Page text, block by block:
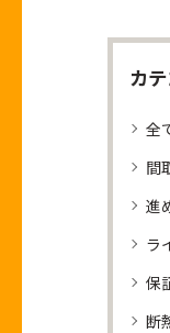
カ
全
間
進
ラ
保
断